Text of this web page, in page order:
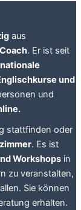
aus
. Er ist seit
und
und
stattfinden oder
. Es ist
Workshops in
zu veranstalten,
Sie können
erhalten.